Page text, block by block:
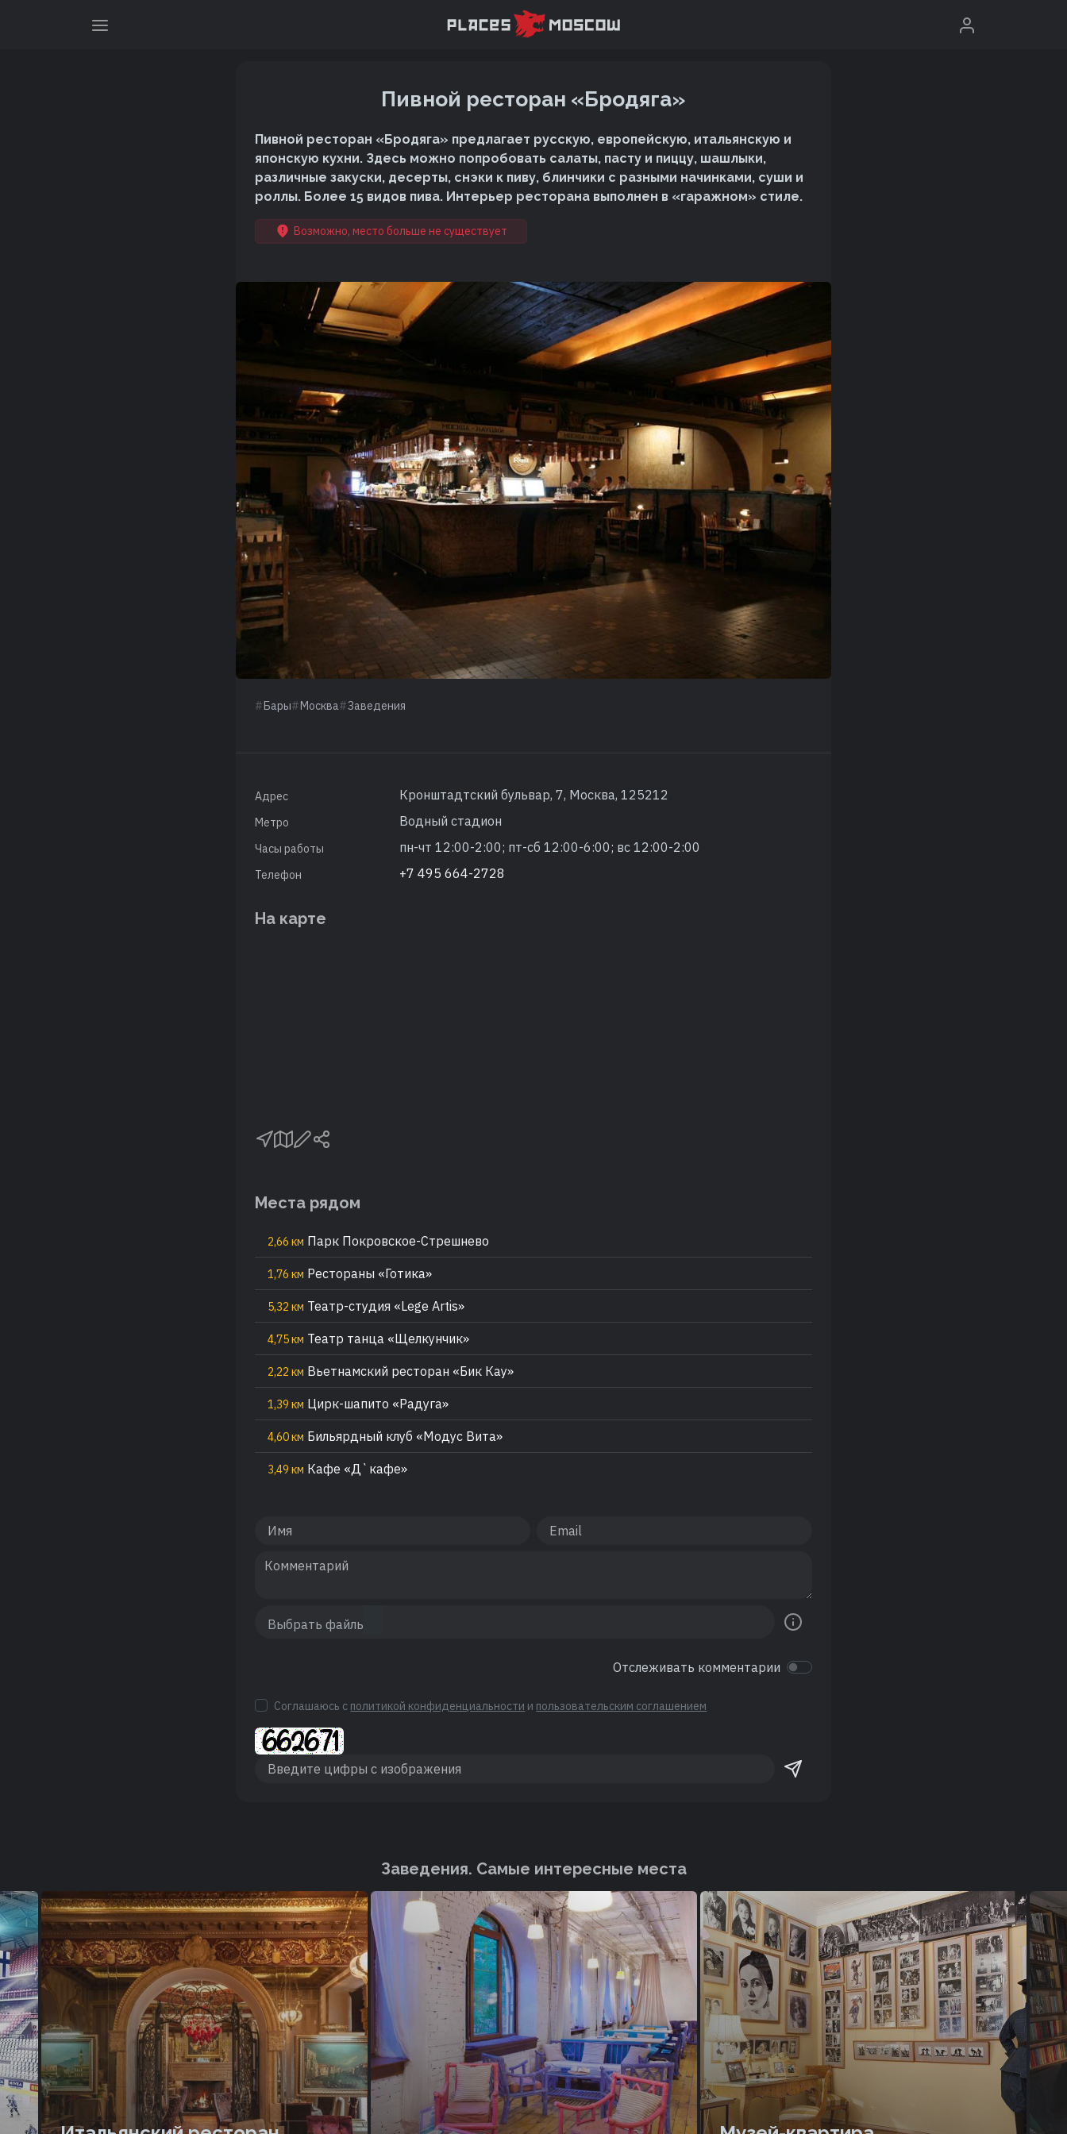
Пивной ресторан «Бродяга»
Пивной ресторан «Бродяга» предлагает русскую, европейскую, итальянскую и
японскую кухни. Здесь можно попробовать салаты, пасту и пиццу, шашлыки,
различные закуски, десерты, снэки к пиву, блинчики с разными начинками, суши и
роллы. Более 15 видов пива. Интерьер ресторана выполнен в «гаражном» стиле.
Возможно, место больше не существует
Бары Москва Заведения
Адрес Кронштадтский бульвар, 7, Москва, 125212
Метро Водный стадион
Часы работы пн-чт 12:00-2:00; пт-сб 12:00-6:00; вс 12:00-2:00
Телефон +7 495 664-2728
На карте
Места рядом
2,66 км Парк Покровское-Стрешнево
1,76 км Рестораны «Готика»
5,32 км Театр-студия «Lege Artis»
4,75 км Театр танца «Щелкунчик»
2,22 км Вьетнамский ресторан «Бик Кау»
1,39 км Цирк-шапито «Радуга»
4,60 км Бильярдный клуб «Модус Вита»
3,49 км Кафе «Д`кафе»
Отслеживать комментарии
Соглашаюсь с политикой конфиденциальности и пользовательским соглашением
Заведения. Cамые интересные места